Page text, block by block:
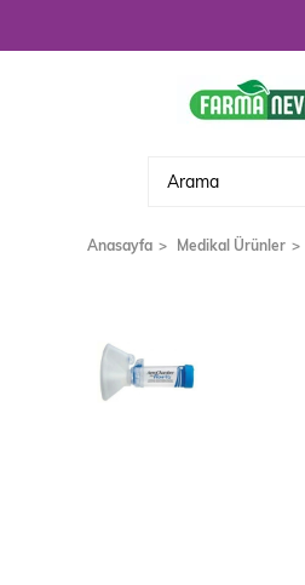
Anasayfa Medikal Ürünler